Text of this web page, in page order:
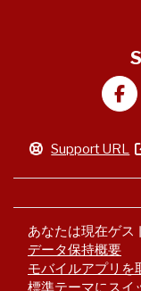
Support URL
あなたは現在ゲス
データ保持概要
モバイルアプリを
標準テーマにスイ